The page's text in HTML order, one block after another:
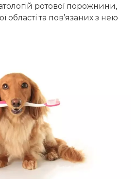
ротової порожнини,
та пов’язаних з нею